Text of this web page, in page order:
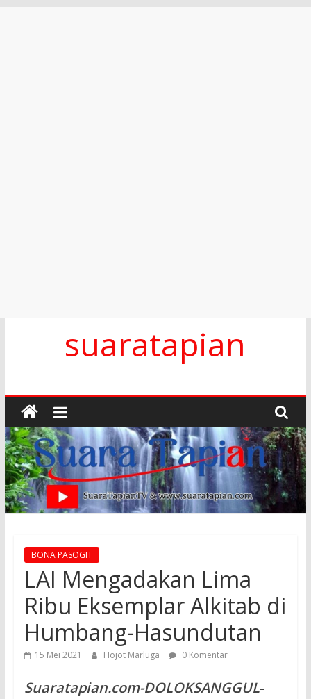
suaratapian
BONA PASOGIT
LAI Mengadakan Lima
Ribu Eksemplar Alkitab di
Humbang-Hasundutan
15 Mei 2021 Hojot Marluga 0 Komentar
Suaratapian.com-DOLOKSANGGUL-